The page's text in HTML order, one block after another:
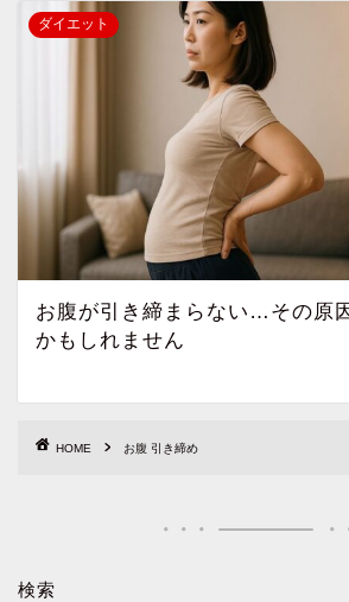
ダイエット
お腹が引き締まらない…その原
かもしれません
HOME お腹 引き締め
検索